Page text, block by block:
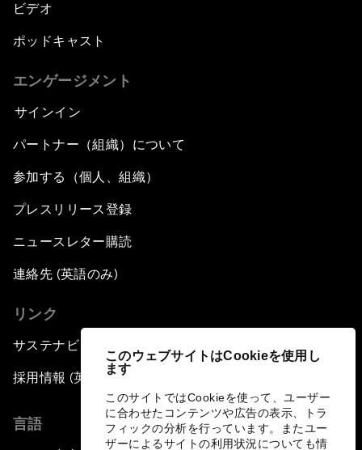
このウェブサイトはCookieを使用し
ます
このサイトではCookieを使って、ユーザー
に合わせたコンテンツや広告の表示、トラ
フィックの分析を行っています。またユー
ザーによるサイトの利用状況についても情
ビデオ
ポッドキャスト
エンゲージメント
サインイン
パートナー（組織）について
参加する（個人、組織）
プレスリリース登録
ニュースレター購読
連絡先 (英語のみ)
リンク
サステナビリティへの取り組み
採用情報 (英語のみ)
言語